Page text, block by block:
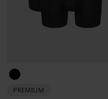
PREMIUM